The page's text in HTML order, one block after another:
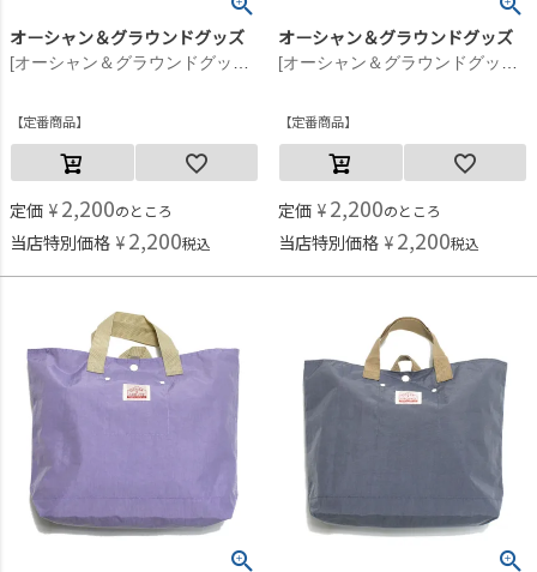
オーシャン＆グラウンドグッズ
定番商品
定価 ¥ 2,200のところ
当店特別価格 ¥ 2,200税込
オーシャン＆グラウンドグッズ
定番商品
定価 ¥ 2,200のところ
当店特別価格 ¥ 2,200税込